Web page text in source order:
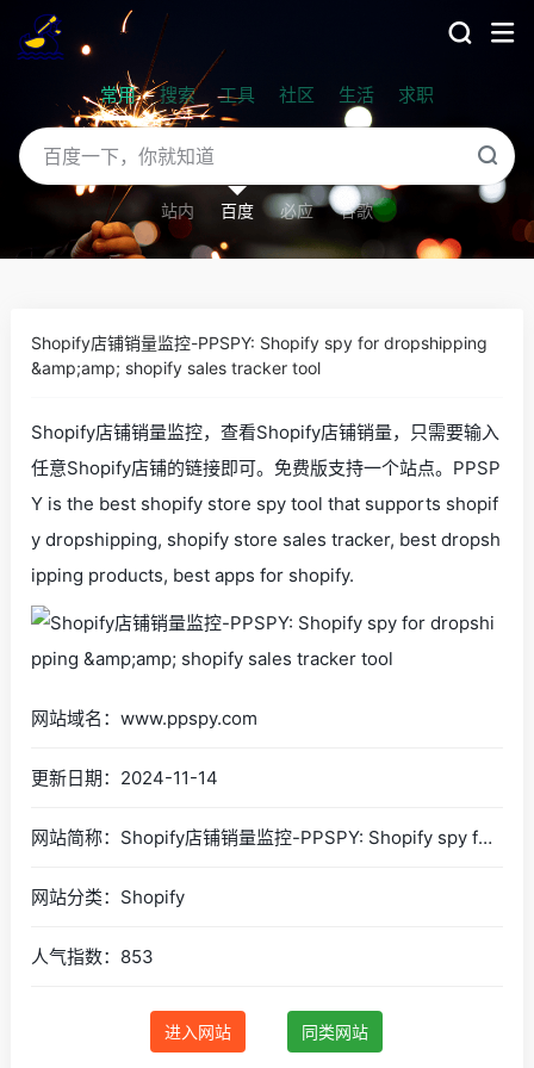
常用 搜索 工具 社区 生活 求职
站内 百度 必应 谷歌
Shopify店铺销量监控-PPSPY: Shopify spy for dropshipping
&amp;amp; shopify sales tracker tool
Shopify店铺销量监控，查看Shopify店铺销量，只需要输入
任意Shopify店铺的链接即可。免费版支持一个站点。PPSP
Y is the best shopify store spy tool that supports shopif
y dropshipping, shopify store sales tracker, best dropsh
ipping products, best apps for shopify.
网站域名：www.ppspy.com
更新日期：2024-11-14
网站简称：Shopify店铺销量监控-PPSPY: Shopify spy for dropshipping &amp;amp; shopify sales tracker tool
网站分类：Shopify
人气指数：853
进入网站 同类网站